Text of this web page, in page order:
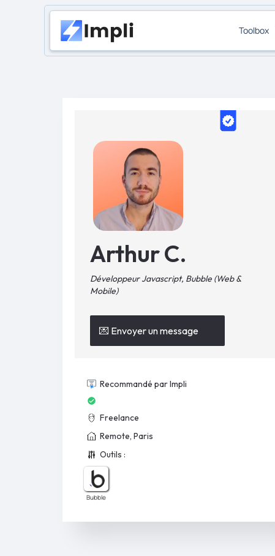
Toolbox
Arthur C.
Développeur Javascript, Bubble (Web &
Mobile)
💌 Envoyer un message
Recommandé par Impli
Freelance
Remote, Paris
Outils :
Bubble